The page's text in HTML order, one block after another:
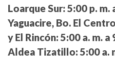
Loarque Sur: 5:00 p. m.
Yaguacire, Bo. El
y El Rincón: 5:00 a. m. a
Aldea Tizatillo: 5:00 a.